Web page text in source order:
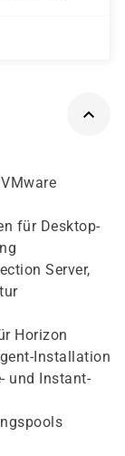
für Desktop-
Server,
Horizon
Installation
und Instant-